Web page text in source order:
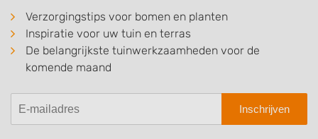
Verzorgingstips voor bomen en planten
Inspiratie voor uw tuin en terras
De belangrijkste tuinwerkzaamheden voor de
komende maand
Inschrijven